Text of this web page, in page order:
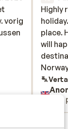
vorig
vorig
Highly
place.
will
Highly
place.
will